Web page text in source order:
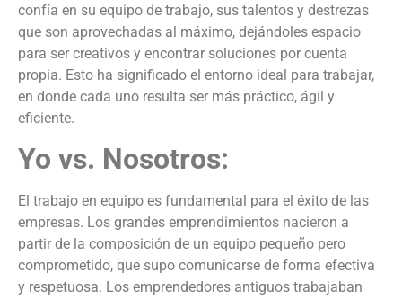
confía en su equipo de trabajo, sus talentos y destrezas
que son aprovechadas al máximo, dejándoles espacio
para ser creativos y encontrar soluciones por cuenta
propia. Esto ha significado el entorno ideal para trabajar,
en donde cada uno resulta ser más práctico, ágil y
eficiente.
Yo vs. Nosotros:
El trabajo en equipo es fundamental para el éxito de las
empresas. Los grandes emprendimientos nacieron a
partir de la composición de un equipo pequeño pero
comprometido, que supo comunicarse de forma efectiva
y respetuosa. Los emprendedores antiguos trabajaban